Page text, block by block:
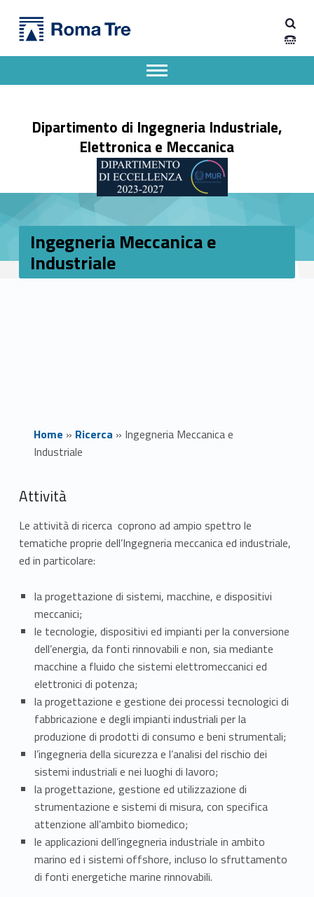
Ingegneria Meccanica e Industriale - Dipartimento di Ingegneria Industriale, Elettronica e Meccanica
Dipartimento di Ingegneria Industriale, Elettronica e Meccanica dell'Università degli Studi Roma Tre
Dipartimento di Ingegneria Industriale,
Elettronica e Meccanica
Apri il menu secondario
Header info sidebar
Ingegneria Meccanica e
Industriale
Home » Ricerca » Ingegneria Meccanica e
Industriale
I
n
g
e
n
r
a
M
c
Attività
Le attività di ricerca coprono ad ampio spettro le
tematiche proprie dell’Ingegneria meccanica ed industriale,
ed in particolare:
la progettazione di sistemi, macchine, e dispositivi
meccanici;
le tecnologie, dispositivi ed impianti per la conversione
dell’energia, da fonti rinnovabili e non, sia mediante
macchine a fluido che sistemi elettromeccanici ed
elettronici di potenza;
la progettazione e gestione dei processi tecnologici di
fabbricazione e degli impianti industriali per la
produzione di prodotti di consumo e beni strumentali;
l’ingegneria della sicurezza e l’analisi del rischio dei
sistemi industriali e nei luoghi di lavoro;
la progettazione, gestione ed utilizzazione di
strumentazione e sistemi di misura, con specifica
attenzione all’ambito biomedico;
le applicazioni dell’ingegneria industriale in ambito
marino ed i sistemi offshore, incluso lo sfruttamento
di fonti energetiche marine rinnovabili.